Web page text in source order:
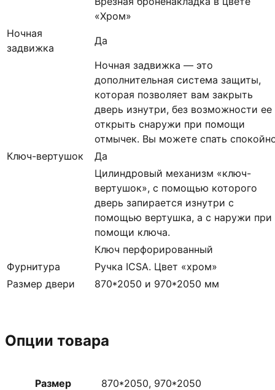
«Хром»
Ночная
задвижка
Да
Ночная задвижка — это
дополнительная система защиты,
которая позволяет вам закрыть
дверь изнутри, без возможности ее
открыть снаружи при помощи
отмычек. Вы можете спать
Ключ-вертушок
Да
Цилиндровый механизм «ключ-
вертушок», с помощью которого
дверь запирается изнутри с
помощью вертушка, а с наружи при
помощи ключа.
Ключ перфорированный
Фурнитура
Ручка ICSA. Цвет «хром»
Размер двери
870*2050 и 970*2050 мм
Опции товара
Размер 870*2050, 970*2050